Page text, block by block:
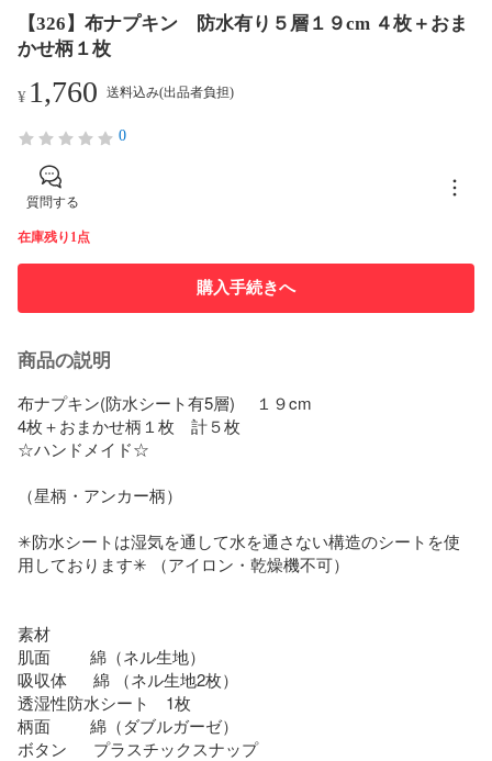
【326】布ナプキン 防水有り５層１９cm ４枚＋おま
かせ柄１枚
¥ 1,760 送料込み(出品者負担)
0
質問する
在庫残り1点
購入手続きへ
商品の説明
布ナプキン(防水シート有5層) 　１９cm
4枚＋おまかせ柄１枚　計５枚
☆ハンドメイド☆
（星柄・アンカー柄）
✳︎防水シートは湿気を通して水を通さない構造のシートを使
用しております✳︎ （アイロン・乾燥機不可）
素材
肌面         綿（ネル生地）
吸収体      綿 （ネル生地2枚）
透湿性防水シート　1枚
柄面         綿（ダブルガーゼ）
ボタン      プラスチックスナップ